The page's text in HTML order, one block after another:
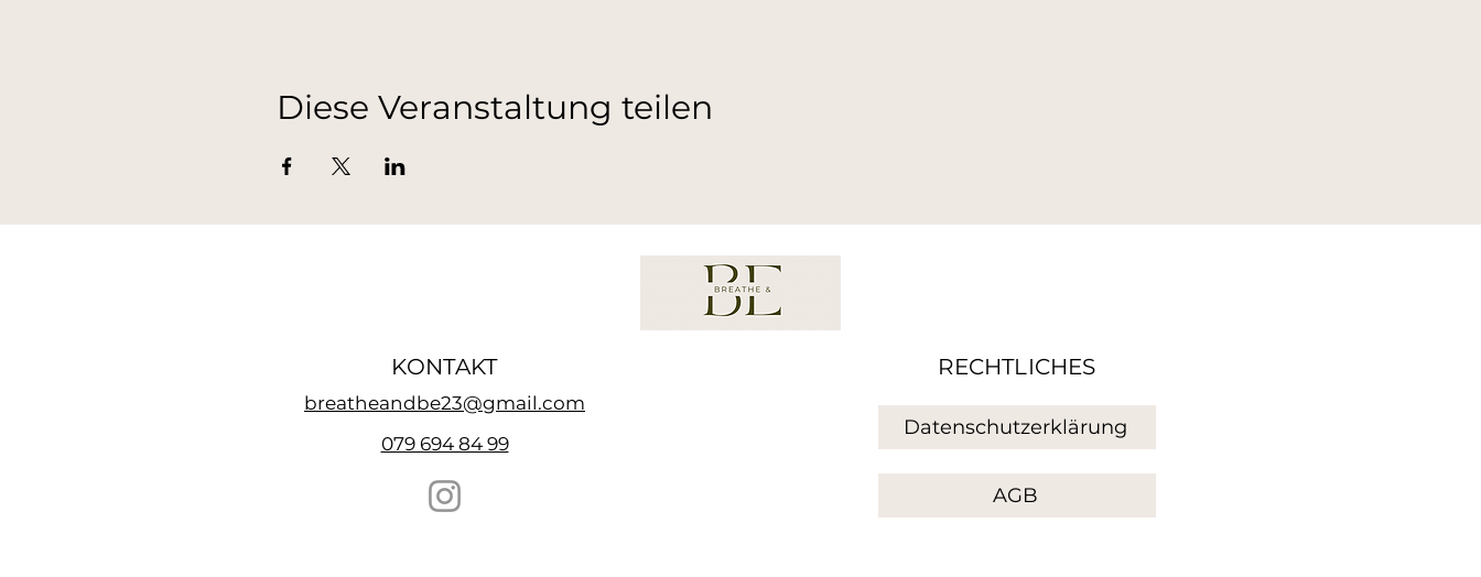
Diese Veranstaltung teilen
KONTAKT
breatheandbe23@gmail.com
079 694 84 99
RECHTLICHES
Datenschutzerklärung
AGB